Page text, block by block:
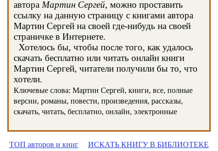
автора Мартин Сергей, можно проставить
ссылку на данную страницу с книгами автора
Мартин Сергей на своей где-нибудь на своей
страничке в Интернете.
Хотелось бы, чтобы после того, как удалось
скачать бесплатно или читать онлайн книги
Мартин Сергей, читатели получили бы то, что
хотели.
Ключевые слова: Мартин Сергей, книги, все, полные
версии, романы, повести, произведения, рассказы,
скачать, читать, бесплатно, онлайн, электронные
ТОП авторов и книг ИСКАТЬ КНИГУ В БИБЛИОТЕКЕ